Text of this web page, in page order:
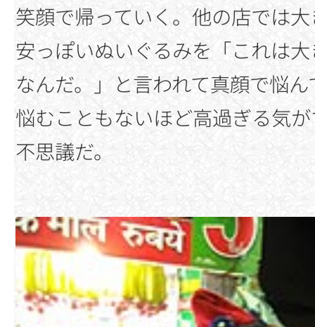
笑顔で帰っていく。他の店では
安っぽいぬいぐるみを「これは
なんだ。」と言われて真顔で悩
悩むこともないほど高過ぎる気
不思議だ。